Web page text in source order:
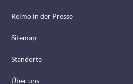
Reimo in der Presse
Sitemap
Standorte
Über uns